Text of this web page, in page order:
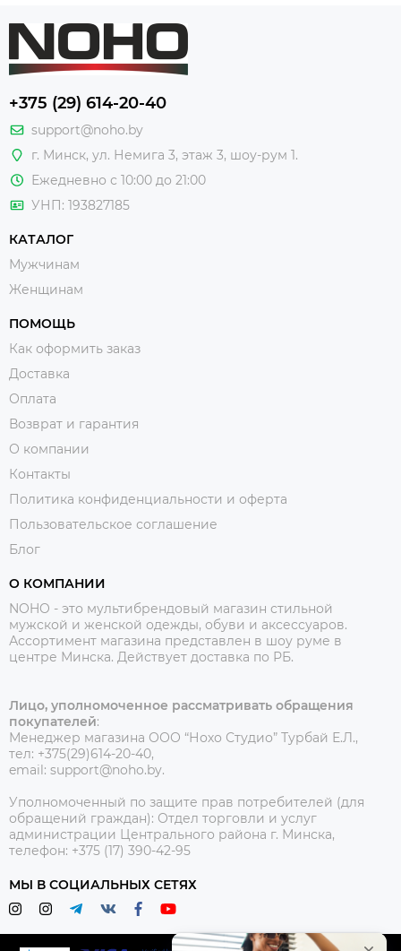
+375 (29) 614-20-40
support@noho.by
г. Минск, ул. Немига 3, этаж 3, шоу-рум 1.
Ежедневно с 10:00 до 21:00
УНП: 193827185
КАТАЛОГ
Мужчинам
Женщинам
ПОМОЩЬ
Как оформить заказ
Доставка
Оплата
Возврат и гарантия
О компании
Контакты
Политика конфиденциальности и оферта
Пользовательское соглашение
Блог
О КОМПАНИИ
NOHO - это мультибрендовый магазин стильной
мужской и женской одежды, обуви и аксессуаров.
Ассортимент магазина представлен в шоу руме в
центре Минска. Действует доставка по РБ.
Лицо, уполномоченное рассматривать обращения
покупателей:
Менеджер магазина ООО “Нохо Студио” Турбай Е.Л.,
тел: +375(29)614-20-40,
email: support@noho.by.
Уполномоченный по защите прав потребителей (для
обращений граждан): Отдел торговли и услуг
администрации Центрального района г. Минска,
телефон: +375 (17) 390-42-95
МЫ В СОЦИАЛЬНЫХ СЕТЯХ